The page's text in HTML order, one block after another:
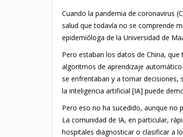
Cuando la pandemia de coronavirus
salud que todavía no se comprende
epidemióloga de la Universidad de
Pero estaban los datos de China,
algoritmos de aprendizaje
se enfrentaban y a tomar decisiones,
la inteligencia artificial [IA] puede
Pero eso no ha sucedido, aunque no
La comunidad de IA, en particular,
hospitales diagnosticar o clasificar a